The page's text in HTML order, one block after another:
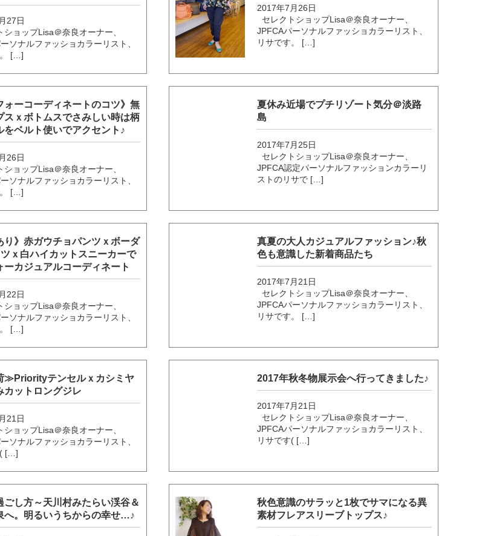
27日
ショップLisa＠奈良オーナー、
ソナルファッショカラーリスト、
。 […]
2017年7月26日
セレクトショップLisa＠奈良オーナー、
JPFCAパーソナルファッショカラーリスト、
リサです。 […]
ォーコーディネートのコツ》無
スｘボトムスでさみしい時は柄
をベルト使いでアクセント♪
26日
ショップLisa＠奈良オーナー、
ソナルファッショカラーリスト、
。 […]
夏休み近場でプチリゾート気分＠淡路
島
2017年7月25日
セレクトショップLisa＠奈良オーナー、
JPFCA認定パーソナルファッションカラーリ
ストのリサで […]
り》赤ガウチョパンツｘボーダ
ｘ白ハイカットスニーカーで
ーカジュアルコーディネート
22日
ショップLisa＠奈良オーナー、
ソナルファッショカラーリスト、
。 […]
真夏の大人カジュアルファッション♪秋
色も意識した新着商品たち
2017年7月21日
セレクトショップLisa＠奈良オーナー、
JPFCAパーソナルファッショカラーリスト、
リサです。 […]
≫Priorityテンセルｘカシミヤ
カットロングジレ
21日
ショップLisa＠奈良オーナー、
ソナルファッショカラーリスト、
( […]
2017年秋冬物展示会へ行ってきました♪
2017年7月21日
セレクトショップLisa＠奈良オーナー、
JPFCAパーソナルファッショカラーリスト、
リサです( […]
ごし方～天川村みたらい渓谷＆
へ。明るいうちからの幸せ…♪
秋色意識のサラッと1枚でサマになる異
素材フレアスリーブトップス♪